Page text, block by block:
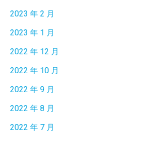
2023 年 2 月
2023 年 1 月
2022 年 12 月
2022 年 10 月
2022 年 9 月
2022 年 8 月
2022 年 7 月